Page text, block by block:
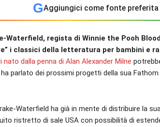
GAggiungici come fonte preferita
Waterfield, regista di Winnie the Pooh
i classici della letteratura per bambini e
nato dalla penna di Alan Alexander Milne
parlato dei prossimi progetti della sua
Waterfield ha già in mente di distribuire la
ristretto di sale USA con possibilità di